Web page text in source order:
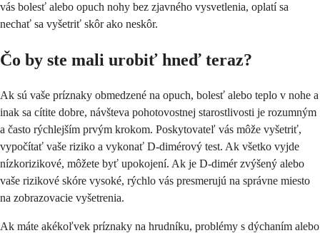
vás bolesť alebo opuch nohy bez zjavného vysvetlenia, oplatí sa
nechať sa vyšetriť skôr ako neskôr.
Čo by ste mali urobiť hneď teraz?
Ak sú vaše príznaky obmedzené na opuch, bolesť alebo teplo v nohe a
inak sa cítite dobre, návšteva pohotovostnej starostlivosti je rozumným
a často rýchlejším prvým krokom. Poskytovateľ vás môže vyšetriť,
vypočítať vaše riziko a vykonať D-dimérový test. Ak všetko vyjde
nízkorizikové, môžete byť upokojení. Ak je D-dimér zvýšený alebo
vaše rizikové skóre vysoké, rýchlo vás presmerujú na správne miesto
na zobrazovacie vyšetrenia.
Ak máte akékoľvek príznaky na hrudníku, problémy s dýchaním alebo